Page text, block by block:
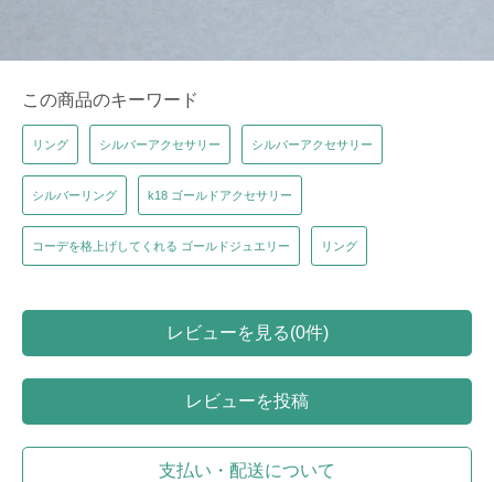
この商品のキーワード
リング シルバーアクセサリー シルバーアクセサリー
シルバーリング k18 ゴールドアクセサリー
コーデを格上げしてくれる ゴールドジュエリー リング
レビューを見る(0件)
レビューを投稿
支払い・配送について